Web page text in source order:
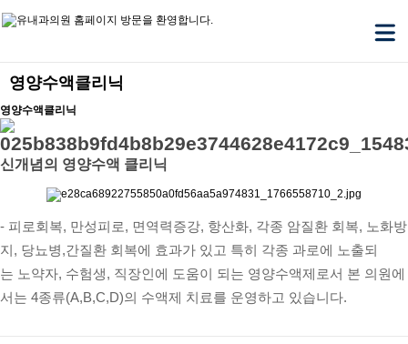
영양수액클리닉
영양수액클리닉
신개념의 영양수액 클리닉​
- 피로회복, 만성피로, 면역력증강, 항산화, 각종 암질환 회복, 노화방
지, 당뇨병,간질환 회복​에 효과가 있고 특히 각종 과로에 노출되
는 노약자, 수험생, 직장인에 도움이 되는 영양수액제로서 본 의원에
서는 4종류(A,B,C,D)의 수액제 치료를 운영하고 있습니다.